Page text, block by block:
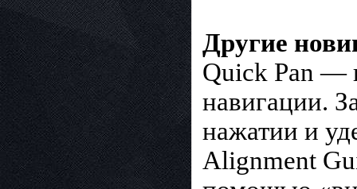
Другие
Quick Pan —
навигации.
нажатии и
Alignment